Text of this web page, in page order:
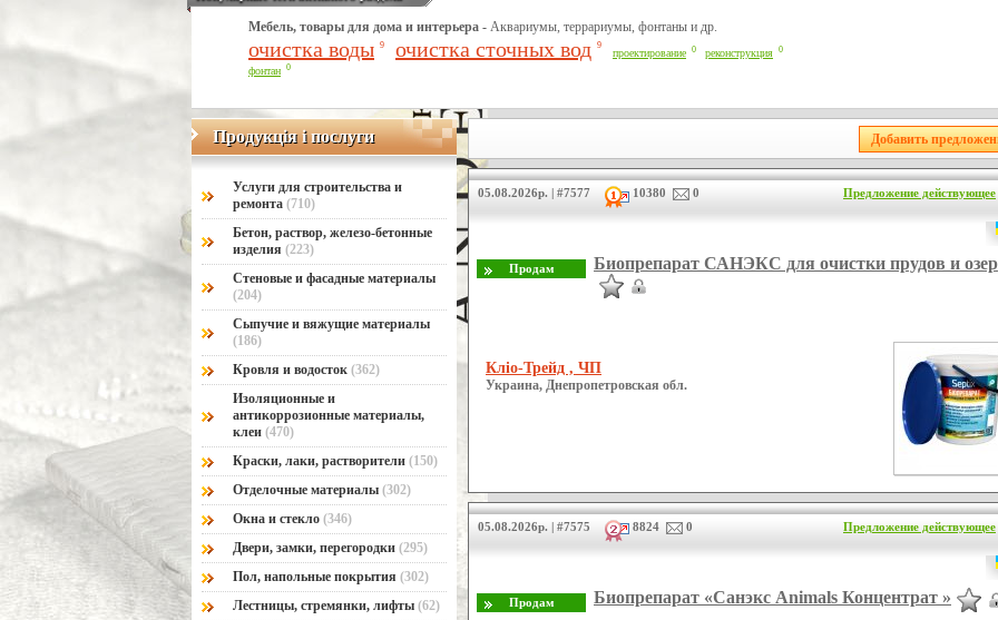
Мебель, товары для дома и интерьера - Аквариумы, террариумы, фонтаны и др.
очистка воды 9 очистка сточных вод 9
проектирование 0 реконструкция 0
фонтан 0
Продукція і послуги
Продукція і послуги
Услуги для строительства и
ремонта (710)
Бетон, раствор, железо-бетонные
изделия (223)
Стеновые и фасадные материалы
(204)
Сыпучие и вяжущие материалы
(186)
Кровля и водосток (362)
Изоляционные и
антикоррозионные материалы,
клеи (470)
Краски, лаки, растворители (150)
Отделочные материалы (302)
Окна и стекло (346)
Двери, замки, перегородки (295)
Пол, напольные покрытия (302)
Лестницы, стремянки, лифты (62)
05.08.2026р. | #7577 10380 0 Предложение действующее
Биопрепарат САНЭКС для очистки прудов и озер
Кліо-Трейд , ЧП
Украина, Днепропетровская обл.
05.08.2026р. | #7575 8824 0 Предложение действующее
Биопрепарат «Санэкс Animals Концентрат »